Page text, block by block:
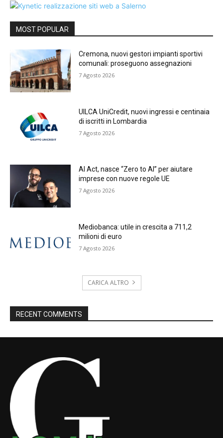
MOST POPULAR
Cremona, nuovi gestori impianti sportivi
comunali: proseguono assegnazioni
7 Agosto 2026
UILCA UniCredit, nuovi ingressi e centinaia
di iscritti in Lombardia
7 Agosto 2026
AI Act, nasce “Zero to AI” per aiutare
imprese con nuove regole UE
7 Agosto 2026
Mediobanca: utile in crescita a 711,2
milioni di euro
7 Agosto 2026
CARICA ALTRO
RECENT COMMENTS